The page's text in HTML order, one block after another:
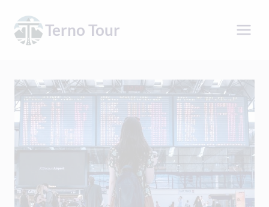
obsah
Terno Tour